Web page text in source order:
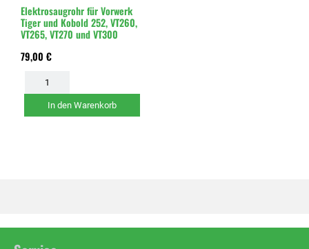
In den Warenkorb
Elektrosaugrohr für Vorwerk
Tiger und Kobold 252, VT260,
VT265, VT270 und VT300
79,00 €